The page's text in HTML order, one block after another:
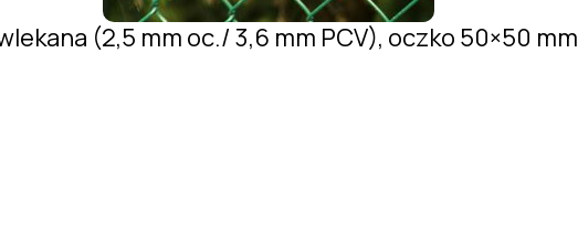
(2,5 mm oc./ 3,6 mm PCV), oczko 50×50 mm